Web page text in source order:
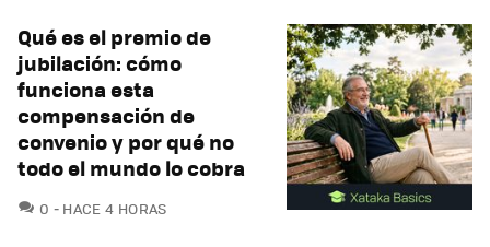
Qué es el premio de
jubilación: cómo
funciona esta
compensación de
convenio y por qué no
todo el mundo lo cobra
0 COMENTARIOS
HACE 4 HORAS